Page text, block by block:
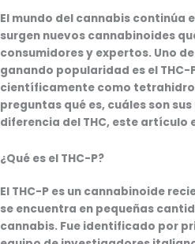
El mundo del cannabis continúa
surgen nuevos cannabinoides
consumidores y expertos. Uno
ganando popularidad es el THC-
científicamente como
preguntas qué es, cuáles son
diferencia del THC, este artículo
¿Qué es el THC-P?
El THC-P es un cannabinoide
se encuentra en pequeñas
cannabis. Fue identificado por